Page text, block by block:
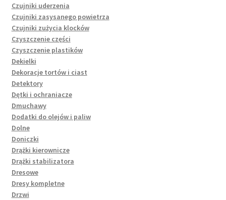
Czujniki uderzenia
Czujniki zasysanego powietrza
Czujniki zużycia klocków
Czyszczenie części
Czyszczenie plastików
Dekielki
Dekoracje tortów i ciast
Detektory
Dętki i ochraniacze
Dmuchawy
Dodatki do olejów i paliw
Dolne
Doniczki
Drążki kierownicze
Drążki stabilizatora
Dresowe
Dresy kompletne
Drzwi